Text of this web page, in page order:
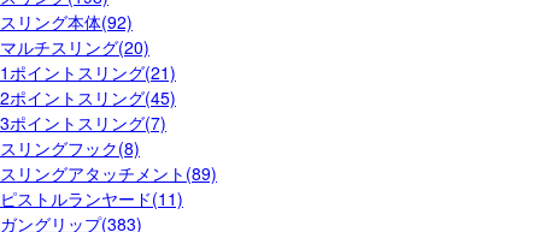
スリング本体(92)
マルチスリング(20)
1ポイントスリング(21)
2ポイントスリング(45)
3ポイントスリング(7)
スリングフック(8)
スリングアタッチメント(89)
ピストルランヤード(11)
ガングリップ(383)